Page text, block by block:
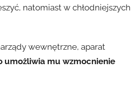
natomiast w chłodniejszych
wewnętrzne, aparat
umożliwia mu wzmocnienie